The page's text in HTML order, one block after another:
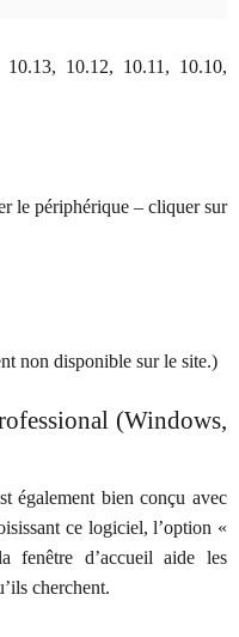
10.12, 10.11, 10.10,
le périphérique – cliquer sur
non disponible sur le site.)
(Windows,
également bien conçu avec
ce logiciel, l’option «
fenêtre d’accueil aide les
cherchent.